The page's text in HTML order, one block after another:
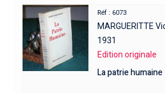
Réf : 6073
MARGUERITTE
1931
Edition originale
La patrie